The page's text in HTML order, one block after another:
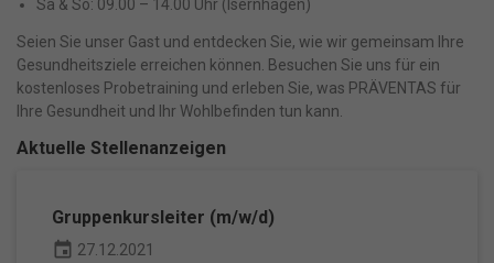
Sa & So: 09.00 – 14.00 Uhr (Isernhagen)
Seien Sie unser Gast und entdecken Sie, wie wir gemeinsam Ihre
Gesundheitsziele erreichen können. Besuchen Sie uns für ein
kostenloses Probetraining und erleben Sie, was PRÄVENTAS für
Ihre Gesundheit und Ihr Wohlbefinden tun kann.
Aktuelle Stellenanzeigen
Gruppenkursleiter (m/w/d)
event 27.12.2021
Nur essenzielle Cookies akzeptieren
Datenschutzeinstellungen
für die einwandfreie Funktion der Website erforderlich.
Cookie-Informationen anzeigen